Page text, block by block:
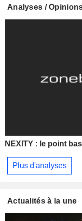
Analyses /
NEXITY : le point
Plus d'analyses
Actualités à la une